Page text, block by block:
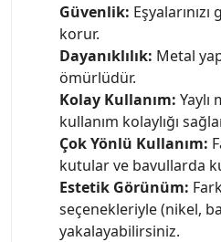
Güvenlik:
korur.
Dayanıklılık: Metal
ömürlüdür.
Kolay Kullanım: Yaylı
kullanım kolaylığı
Çok Yönlü Kullanım:
kutular ve bavullarda
Estetik Görünüm:
seçenekleriyle (nikel,
yakalayabilirsiniz.